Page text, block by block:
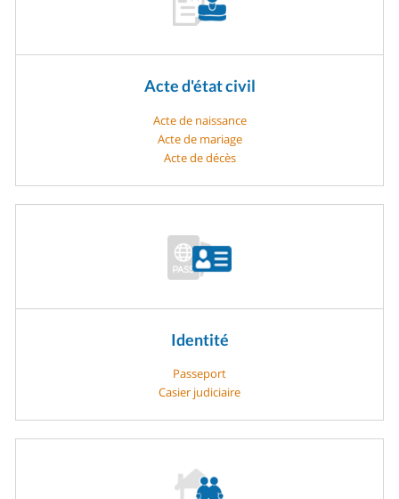
Acte d'état civil
Acte de naissance
Acte de mariage
Acte de décès
Identité
Passeport
Casier judiciaire